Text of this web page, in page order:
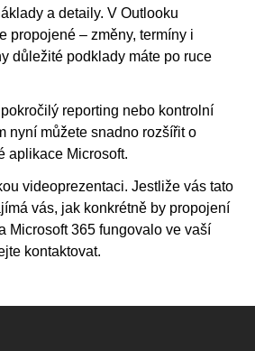
a detaily. V Outlooku
propojené – změny, termíny i
důležité podklady máte po ruce
reporting nebo kontrolní
nyní můžete snadno rozšířit o
aplikace Microsoft.
videoprezentaci. Jestliže vás tato
vás, jak konkrétně by propojení
Microsoft 365 fungovalo ve vaší
kontaktovat.